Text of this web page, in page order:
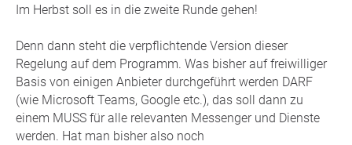
Im Herbst soll es in die zweite Runde gehen!
Denn dann steht die verpflichtende Version dieser
Regelung auf dem Programm. Was bisher auf freiwilliger
Basis von einigen Anbieter durchgeführt werden DARF
(wie Microsoft Teams, Google etc.), das soll dann zu
einem MUSS für alle relevanten Messenger und Dienste
werden. Hat man bisher also noch